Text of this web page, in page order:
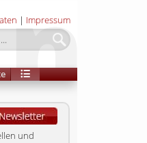
| Impressum
und